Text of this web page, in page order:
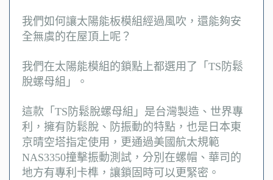
我們如何讓太陽能板模組經過風吹，還能夠安
全無虞的在屋頂上呢？
我們在太陽能模組的鎖點上都選用了「TS防鬆
脫螺母組」。
這款「TS防鬆脫螺母組」是台灣製造、世界專
利，擁有防鬆脫、防振動的特點，也是日本東
京晴空塔指定使用，更通過美國航太規範
NAS3350撞擊振動測試，分別在螺帽、華司的
地方有專利卡榫，讓鎖固時可以更緊密。